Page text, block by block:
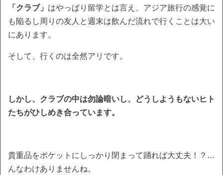
「クラブ」 はやっぱり留学とは言え、アジア旅行の感覚に
も陥るし周りの友人と週末は飲んだ流れで行くことは大い
にあります。
そして、行くのは全然アリです。
しかし、クラブの中は勿論暗いし、どうしようもないヒト
たちがひしめき合っています。
貴重品をポケットにしっかり閉まって踊れば大丈夫！？…
んなわけありませんね。